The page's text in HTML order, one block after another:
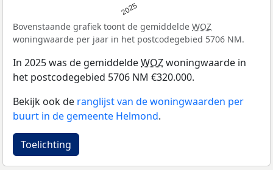
2025
Bovenstaande grafiek toont de gemiddelde WOZ
woningwaarde per jaar in het postcodegebied 5706 NM.
In 2025 was de gemiddeldeWOZwoningwaarde in
het postcodegebied 5706 NM €320.000.
Bekijk ook de ranglijst van de woningwaarden per
buurt in de gemeente Helmond.
Toelichting